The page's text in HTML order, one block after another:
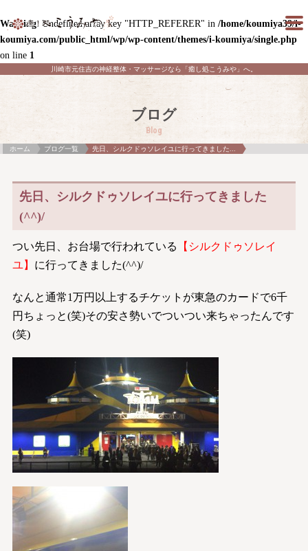
Warning: Undefined array key "HTTP_REFERER" in /home/koumiya39/i-
koumiya.com/public_html/wp/wp-content/themes/i-koumiya/single.php
on line 1
川崎市元住吉の神経整体・マッサージなら「癒し処こうみや」へ。
ブログ
Blog
ホーム ブログ一覧 先日、シルクドゥソレイユに行ってきました...
先日、シルクドゥソレイユに行ってきました
(^^)/
つい先日、お台場で行われている
【シルクドゥソレイ
ユ】 に行ってきました(^^)/
なんと通常1万円以上するチケットが東急のカードで6千
円ちょっと(笑)その安さ勢いでついつい来ちゃったんです
(笑)